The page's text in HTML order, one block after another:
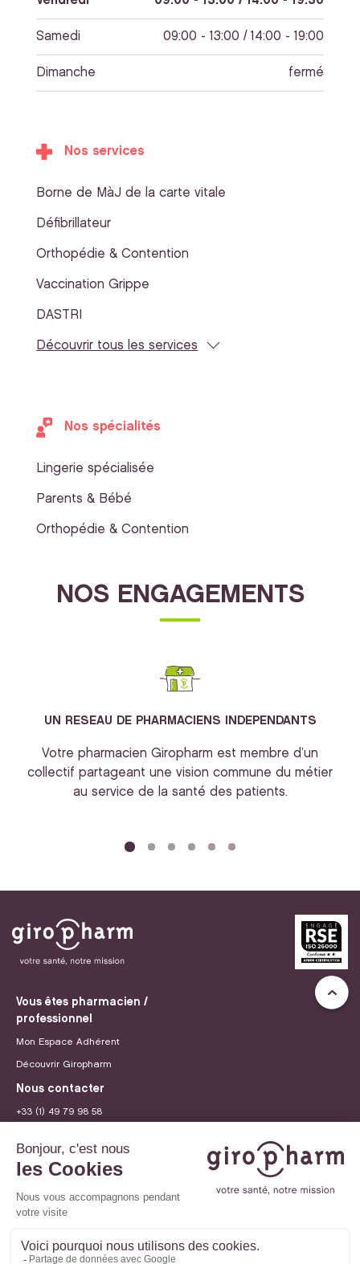
Samedi 09:00 - 13:00 / 14:00 - 19:00
Dimanche fermé
Nos services
Borne de MàJ de la carte vitale
Défibrillateur
Orthopédie & Contention
Vaccination Grippe
DASTRI
Découvrir tous les services
Nos spécialités
Lingerie spécialisée
Parents & Bébé
Orthopédie & Contention
NOS ENGAGEMENTS
UN RESEAU DE PHARMACIENS INDEPENDANTS
Votre pharmacien Giropharm est membre d’un
collectif partageant une vision commune du métier
au service de la santé des patients.
Vous êtes pharmacien /
professionnel
Mon Espace Adhérent
Découvrir Giropharm
Nous contacter
+33 (1) 49 79 98 58
Recrutement